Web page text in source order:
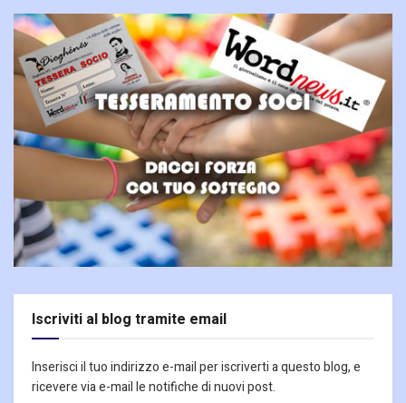
Iscriviti al blog tramite email
Inserisci il tuo indirizzo e-mail per iscriverti a questo blog, e
ricevere via e-mail le notifiche di nuovi post.